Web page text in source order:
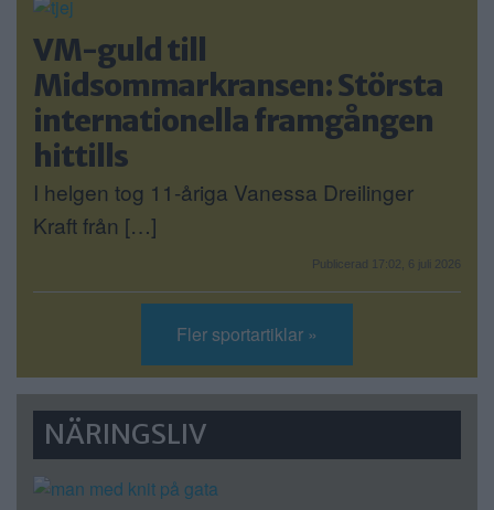
VM-guld till
Midsommarkransen: Största
internationella framgången
hittills
I helgen tog 11-åriga Vanessa Dreilinger
Kraft från […]
Publicerad 17:02, 6 juli 2026
Fler sportartiklar »
NÄRINGSLIV